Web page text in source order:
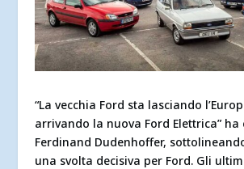
“La vecchia Ford sta lasciando
arrivando la nuova Ford Elettrica” ha
Ferdinand Dudenhoffer,
una svolta decisiva per Ford. Gli